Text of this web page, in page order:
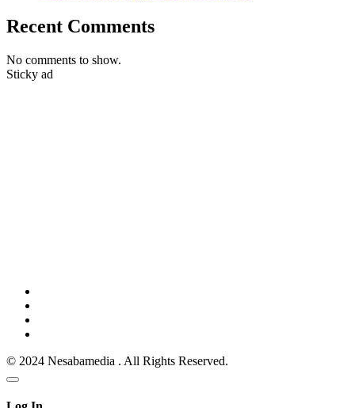
Recent Comments
No comments to show.
Sticky ad
© 2024 Nesabamedia . All Rights Reserved.